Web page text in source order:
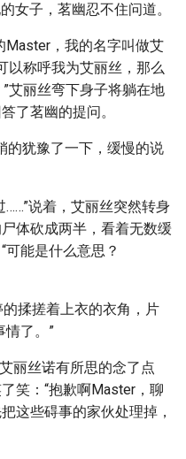
女子，茗幽忍不住问道。
Master，我的名字叫做艾
以称呼我为艾丽丝，那么
艾丽丝弯下身子将躺在地
了茗幽的提问。
的犹豫了一下，缓慢的说
说着，艾丽丝突然转身
体砍成两半，看着无数缓
能是什么意思？
揉搓着上衣的衣角，片
情了。”
丽丝诺有所思的念了点
笑：“抱歉啊Master，聊
这些碍事的家伙处理掉，